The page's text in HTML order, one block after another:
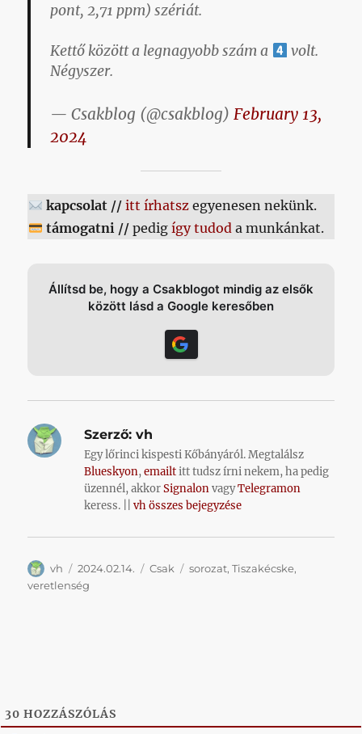
pont, 2,71 ppm) szériát.
Kettő között a legnagyobb szám a
volt.
Négyszer.
— Csakblog (@csakblog)February 13,
2024
kapcsolat // itt írhatszegyenesen nekünk.
támogatni //pedig így tudod a munkánkat.
Állítsd be, hogy a Csakblogot mindig az elsők
között lásd a Google keresőben
Szerző: vh
Egy lőrinci kispesti Kőbányáról. Megtalálsz
Blueskyon,emailtitt tudsz írni nekem, ha pedig
üzennél, akkorSignalonvagyTelegramon
keress. ||vh összes bejegyzése
Szerző
vh Közzétéve
2024.02.14. Kategória
Csak Címke
sorozat,Tiszakécske,
veretlenség
30 HOZZÁSZÓLÁS